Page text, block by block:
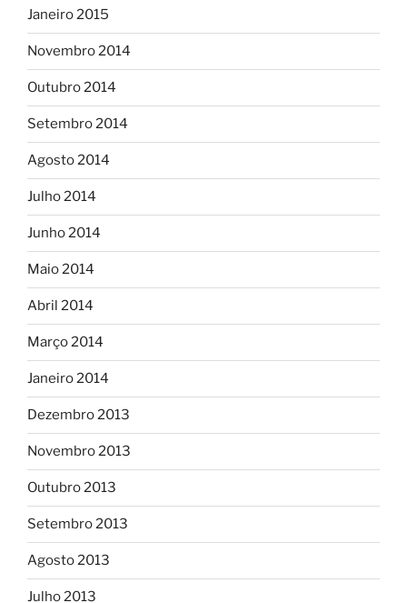
Janeiro 2015
Novembro 2014
Outubro 2014
Setembro 2014
Agosto 2014
Julho 2014
Junho 2014
Maio 2014
Abril 2014
Março 2014
Janeiro 2014
Dezembro 2013
Novembro 2013
Outubro 2013
Setembro 2013
Agosto 2013
Julho 2013